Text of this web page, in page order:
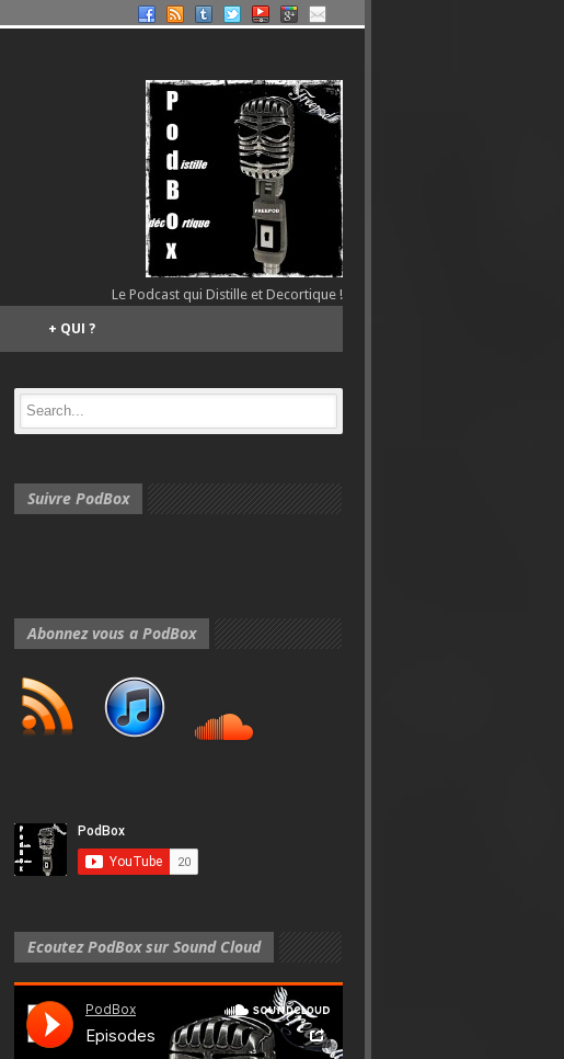
Le Podcast qui Distille et Decortique !
QUI ?
+
Suivre PodBox
Abonnez vous a PodBox
Ecoutez PodBox sur Sound Cloud